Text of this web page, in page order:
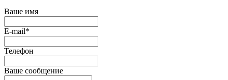
Ваше имя
E-mail*
Телефон
Ваше сообщение